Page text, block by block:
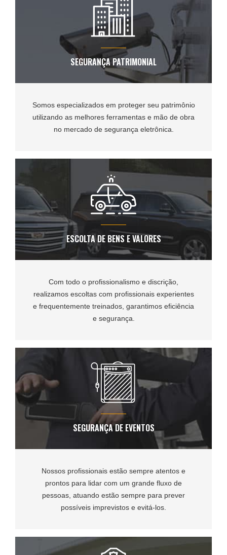
SEGURANÇA PATRIMONIAL
Somos especializados em proteger seu patrimônio
utilizando as melhores ferramentas e mão de obra
no mercado de segurança eletrônica.
ESCOLTA DE BENS E VALORES
Com todo o profissionalismo e discrição,
realizamos escoltas com profissionais experientes
e frequentemente treinados, garantimos eficiência
e segurança.
SEGURANÇA DE EVENTOS
Nossos profissionais estão sempre atentos e
prontos para lidar com um grande fluxo de
pessoas, atuando estão sempre para prever
possíveis imprevistos e evitá-los.